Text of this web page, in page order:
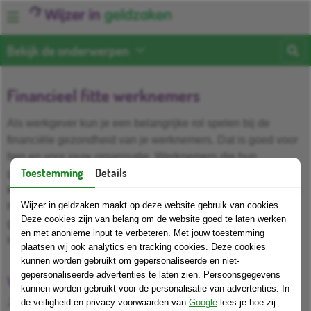
Bekijk de onderwerpen
Financieel fitte werknemers
financiële gezondheid van je werknemers. Dat is goed voor
hen en voor jouw organisatie. Werknemers die hun
geldzaken op orde hebben, ervaren vaak minder stress,
kunnen zich beter concentreren en werken productiever. Wij
helpen je om werknemers te ondersteunen bij hun
geldzaken en om ze te verwijzen naar betrouwbare
informatie en hulp.
Wijzer in geldzaken als betrouwbare wegwijzer
Je kunt werknemers wijzen op onze pagina's over het op
Toestemming Details
Wijzer in geldzaken maakt op deze website gebruik van cookies.
Deze cookies zijn van belang om de website goed te laten werken
en met anonieme input te verbeteren. Met jouw toestemming
plaatsen wij ook analytics en tracking cookies. Deze cookies
kunnen worden gebruikt om gepersonaliseerde en niet-
gepersonaliseerde advertenties te laten zien. Persoonsgegevens
kunnen worden gebruikt voor de personalisatie van advertenties. In
de veiligheid en privacy voorwaarden van Google lees je hoe zij